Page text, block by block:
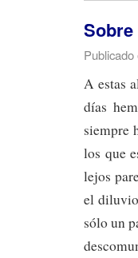
Publicado
A estas
días
siempre
los que
lejos
el
sólo un